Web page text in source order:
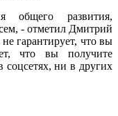
развития,
- отметил Дмитрий
гарантирует, что вы
что вы получите
ни в других